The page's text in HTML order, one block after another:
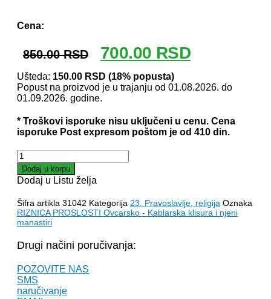
Cena:
850.00RSD
Originalna
cena
je
bila:
850.00 RSD.
700.00 RSDTrenutna
cena
700.00 RSD.
Ušteda: 150.00 RSD (18% popusta)
Popust na proizvod je u trajanju od 01.08.2026. do
01.09.2026. godine.
* Troškovi isporuke nisu uključeni u cenu. Cena
isporuke Post expresom poštom je od 410 din.
RIZNICA
PROŠLOSTI
Ovčarsko
-
Kablarska
klisura
i
manastiri
-
Delfina
Rajić,
Miloš
Timotijević
Dodaj u korpu
Dodaj u Listu želja
Šifra artikla 31042 Kategorija 23. Pravoslavlje, religija Oznaka
RIZNICA PROSLOSTI Ovcarsko - Kablarska klisura i njeni
manastiri
Drugi načini poručivanja:
POZOVITE NAS
SMS
naručivanje